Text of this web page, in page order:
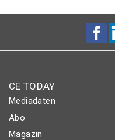
CE TODAY
Mediadaten
Abo
Magazin